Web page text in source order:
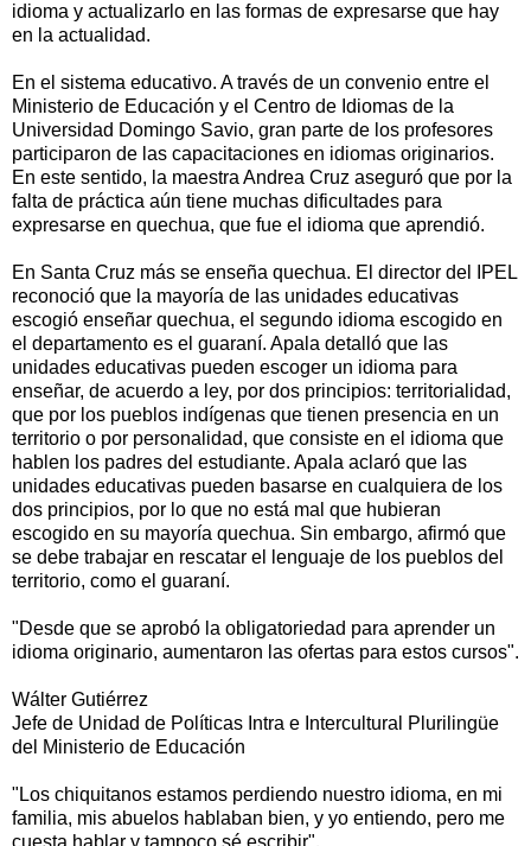
idioma y actualizarlo en las formas de expresarse que hay
en la actualidad.
En el sistema educativo. A través de un convenio entre el
Ministerio de Educación y el Centro de Idiomas de la
Universidad Domingo Savio, gran parte de los profesores
participaron de las capacitaciones en idiomas originarios.
En este sentido, la maestra Andrea Cruz aseguró que por la
falta de práctica aún tiene muchas dificultades para
expresarse en quechua, que fue el idioma que aprendió.
En Santa Cruz más se enseña quechua. El director del IPEL
reconoció que la mayoría de las unidades educativas
escogió enseñar quechua, el segundo idioma escogido en
el departamento es el guaraní. Apala detalló que las
unidades educativas pueden escoger un idioma para
enseñar, de acuerdo a ley, por dos principios: territorialidad,
que por los pueblos indígenas que tienen presencia en un
territorio o por personalidad, que consiste en el idioma que
hablen los padres del estudiante. Apala aclaró que las
unidades educativas pueden basarse en cualquiera de los
dos principios, por lo que no está mal que hubieran
escogido en su mayoría quechua. Sin embargo, afirmó que
se debe trabajar en rescatar el lenguaje de los pueblos del
territorio, como el guaraní.
"Desde que se aprobó la obligatoriedad para aprender un
idioma originario, aumentaron las ofertas para estos cursos".
Wálter Gutiérrez
Jefe de Unidad de Políticas Intra e Intercultural Plurilingüe
del Ministerio de Educación
"Los chiquitanos estamos perdiendo nuestro idioma, en mi
familia, mis abuelos hablaban bien, y yo entiendo, pero me